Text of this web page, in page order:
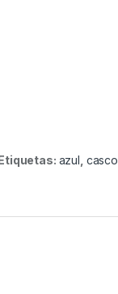
azul casco